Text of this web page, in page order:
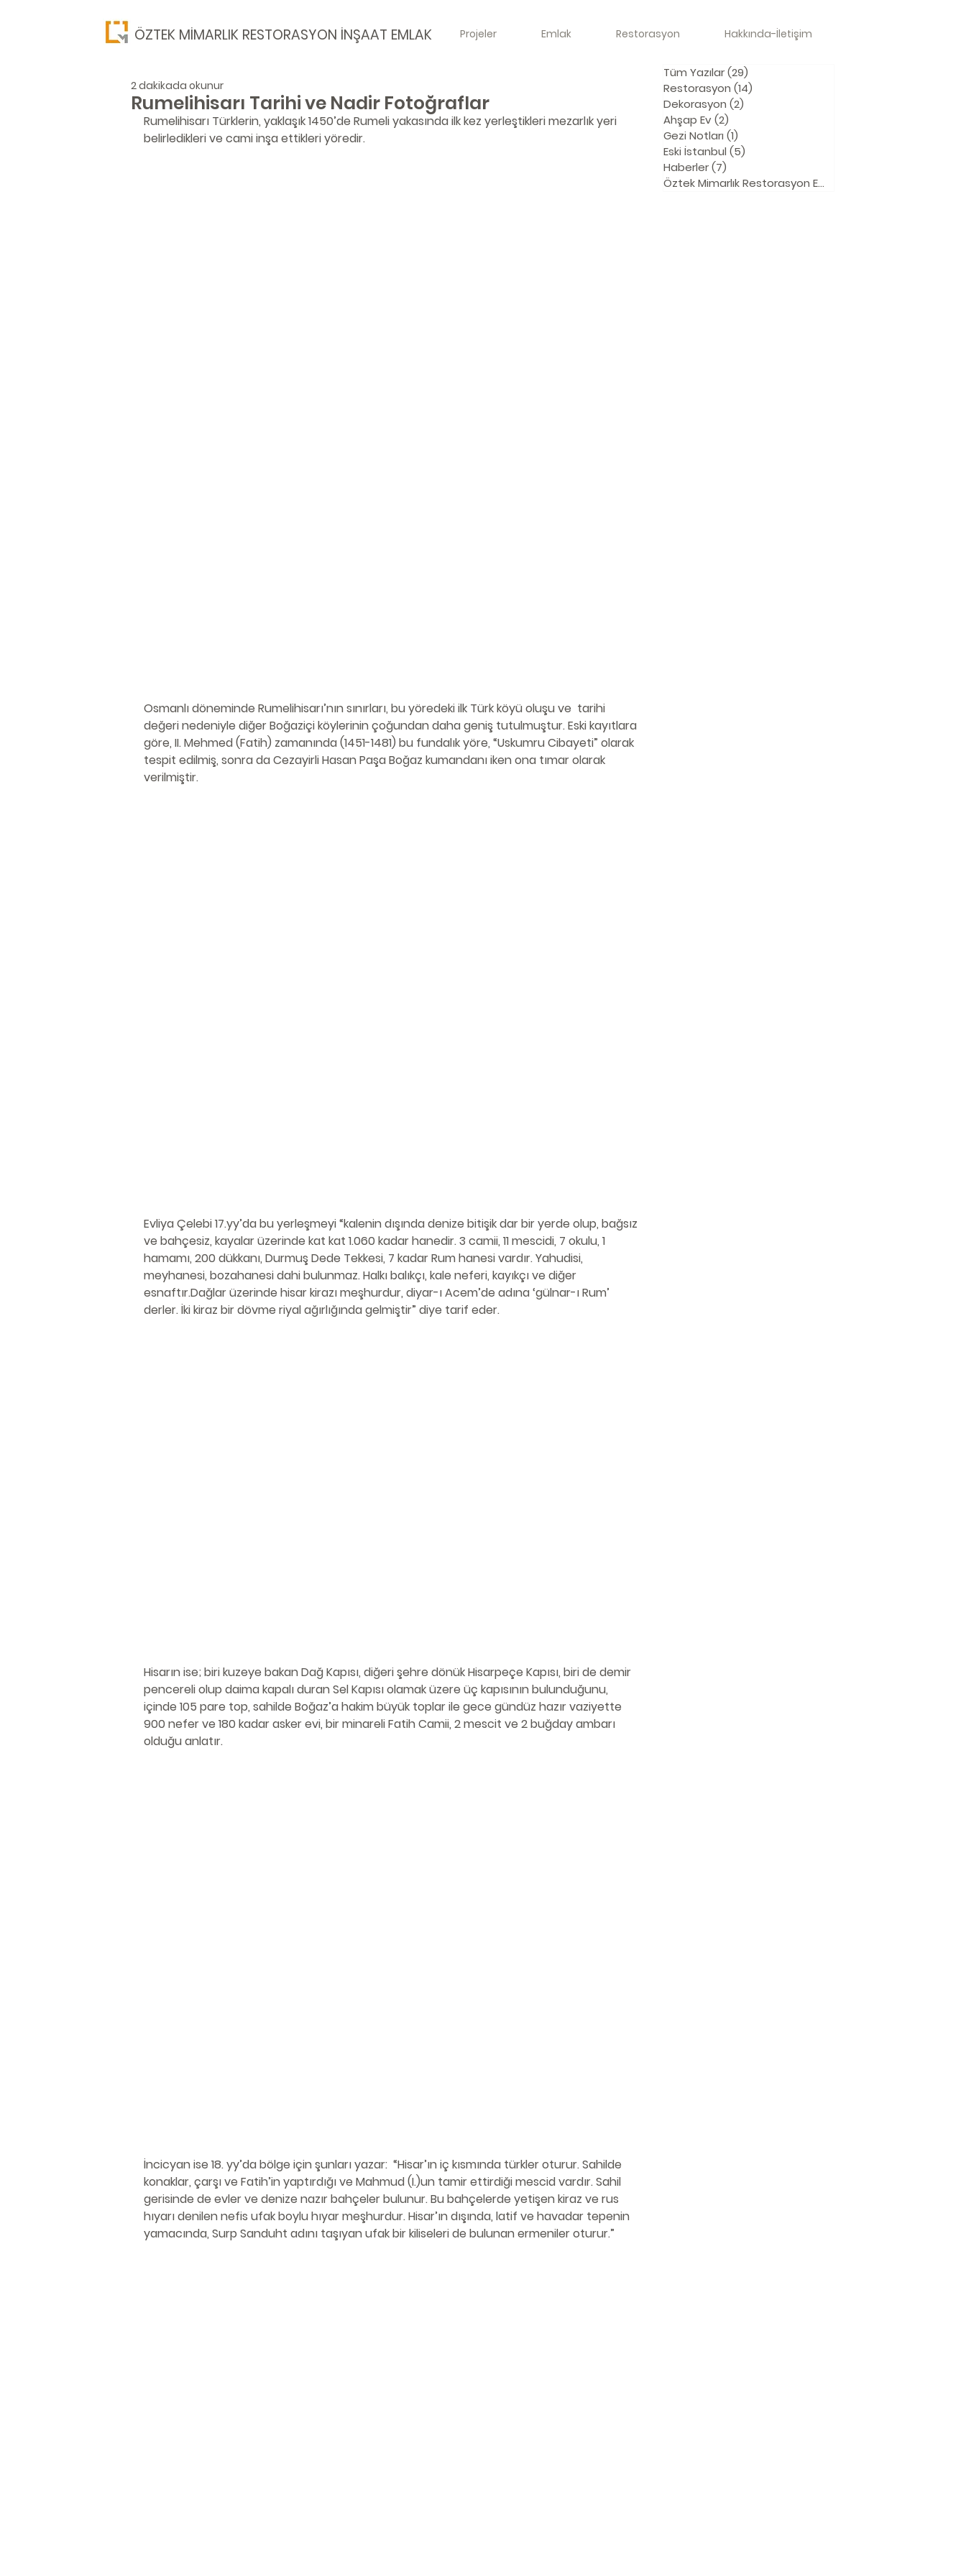
​ÖZTEK MİMARLIK RESTORASYON İNŞAAT EMLAK Projeler Emlak Restorasyon Hakkında-İletişim
Rumelihisarı Tarihi ve Nadir Fotoğraflar
2 dakikada okunur
Rumelihisarı Türklerin, yaklaşık 1450’de Rumeli yakasında ilk kez yerleştikleri mezarlık yeri
belirledikleri ve cami inşa ettikleri yöredir.
Osmanlı döneminde Rumelihisarı’nın sınırları, bu yöredeki ilk Türk köyü oluşu ve  tarihi
değeri nedeniyle diğer Boğaziçi köylerinin çoğundan daha geniş tutulmuştur. Eski kayıtlara
göre, II. Mehmed (Fatih) zamanında (1451-1481) bu fundalık yöre, “Uskumru Cibayeti” olarak
tespit edilmiş, sonra da Cezayirli Hasan Paşa Boğaz kumandanı iken ona tımar olarak
verilmiştir.
Evliya Çelebi 17.yy’da bu yerleşmeyi “kalenin dışında denize bitişik dar bir yerde olup, bağsız
ve bahçesiz, kayalar üzerinde kat kat 1.060 kadar hanedir. 3 camii, 11 mescidi, 7 okulu, 1
hamamı, 200 dükkanı, Durmuş Dede Tekkesi, 7 kadar Rum hanesi vardır. Yahudisi,
meyhanesi, bozahanesi dahi bulunmaz. Halkı balıkçı, kale neferi, kayıkçı ve diğer
esnaftır.Dağlar üzerinde hisar kirazı meşhurdur, diyar-ı Acem’de adına ‘gülnar-ı Rum’
derler. İki kiraz bir dövme riyal ağırlığında gelmiştir” diye tarif eder.
Hisarın ise; biri kuzeye bakan Dağ Kapısı, diğeri şehre dönük Hisarpeçe Kapısı, biri de demir
pencereli olup daima kapalı duran Sel Kapısı olamak üzere üç kapısının bulunduğunu,
içinde 105 pare top, sahilde Boğaz’a hakim büyük toplar ile gece gündüz hazır vaziyette
900 nefer ve 180 kadar asker evi, bir minareli Fatih Camii, 2 mescit ve 2 buğday ambarı
olduğu anlatır.
İncicyan ise 18. yy’da bölge için şunları yazar:  “Hisar’ın iç kısmında türkler oturur. Sahilde
konaklar, çarşı ve Fatih’in yaptırdığı ve Mahmud (I.)un tamir ettirdiği mescid vardır. Sahil
gerisinde de evler ve denize nazır bahçeler bulunur. Bu bahçelerde yetişen kiraz ve rus
hıyarı denilen nefis ufak boylu hıyar meşhurdur. Hisar’ın dışında, latif ve havadar tepenin
yamacında, Surp Sanduht adını taşıyan ufak bir kiliseleri de bulunan ermeniler oturur.”
Tüm Yazılar(29)
Restorasyon (14)
Dekorasyon (2)
Ahşap Ev (2)
Gezi Notları (1)
Eski İstanbul (5)
Haberler(7)
Öztek Mimarlık Restorasyon Emlak